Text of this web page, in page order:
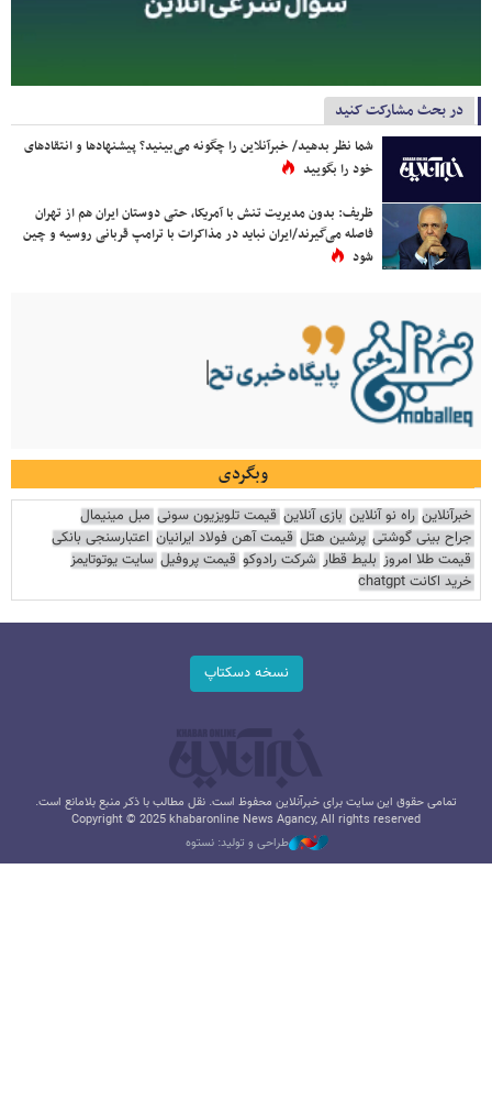
در بحث مشارکت کنید
شما نظر بدهید/ خبرآنلاین را چگونه می‌بینید؟ پیشنهادها و انتقادهای
خود را بگویید
ظریف: بدون مدیریت تنش با آمریکا، حتی دوستان ایران هم از تهران
فاصله می‌گیرند/ایران نباید در مذاکرات با ترامپ قربانی روسیه و چین
شود
وبگردی
خبرآنلاین راه نو آنلاین بازی آنلاین قیمت تلویزیون سونی مبل مینیمال
جراح بینی گوشتی پرشین هتل قیمت آهن فولاد ایرانیان اعتبارسنجی بانکی
قیمت طلا امروز بلیط قطار شرکت رادوکو قیمت پروفیل سایت یوتوتایمز
خرید اکانت chatgpt
نسخه دسکتاپ
تمامی حقوق این سایت برای خبرآنلاین محفوظ است. نقل مطالب با ذکر منبع بلامانع است.
Copyright © 2025 khabaronline News Agancy, All rights reserved
طراحی و تولید: نستوه